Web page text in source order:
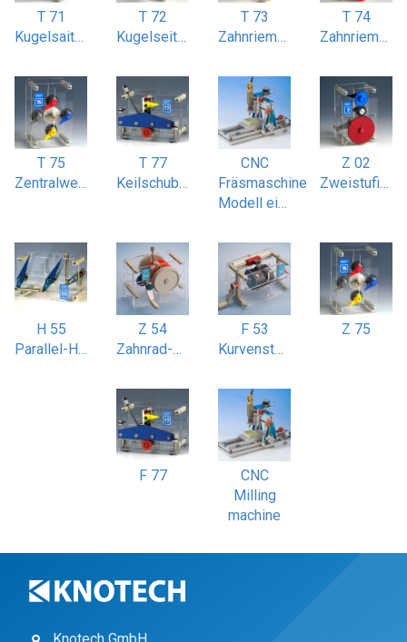
T 71
Kugelsaitenantrieb gekreuzt
T 72
Kugelseitenantrieb einstufig
T 73
Zahnriemenantrieb gekreuzt
T 74
Zahnriemenantrieb zweistufig
T 75
Zentralwellengetriebe vierfach
T 77
Keilschubgetriebe symmetrisch
CNC
Fräsmaschine
Modell einer CNC Fräsmaschine
Z 02
Zweistufiges Stirnradgetriebe
H 55
Parallel-Hebelgetriebe Scheibenwischer
Z 54
Zahnrad-Differenzial
F 53
Kurvensteuerung zwangsgeführt
Z 75
F 77
CNC
Milling
machine